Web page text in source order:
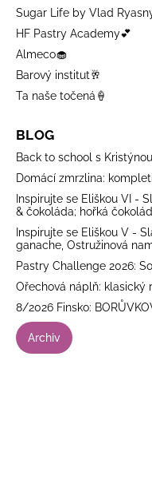
Sugar Life by Vlad
HF Pastry Academy💕
Almeco🧁
Barový institut🥂
Ta naše točená🍦
BLOG
Back to school s
Domácí zmrzlina:
Inspirujte se Eliškou VI -
& čokoláda; hořká
Inspirujte se Eliškou V -
ganache, Ostružinová
Pastry Challenge 2026:
Ořechová náplň:
8/2026 Finsko:
Archiv